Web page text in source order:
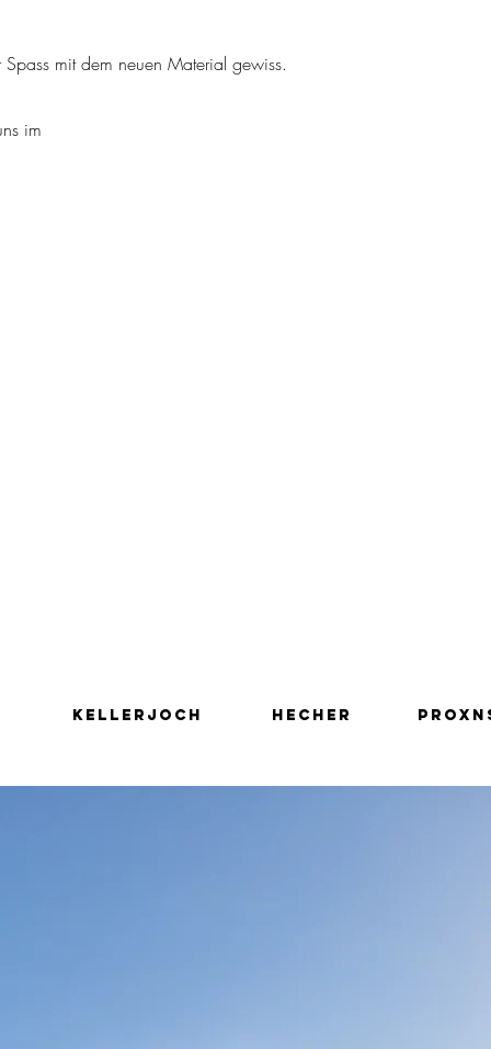
mit dem neuen Material gewiss.
im
Kellerjoch Hecher